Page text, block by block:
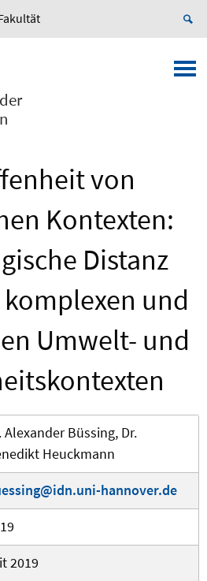
von
Kontexten:
Distanz
und
Umwelt- und
Alexander Büssing, Dr.
Heuckmann
hannover.de
2019